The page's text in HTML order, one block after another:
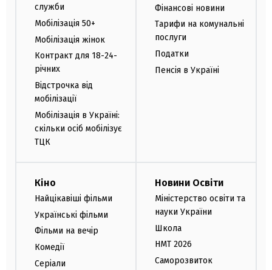
служби
Мобілізація 50+
Мобілізація жінок
Контракт для 18-24-
річних
Відстрочка від
мобілізації
Мобілізація в Україні:
скільки осіб мобілізує
ТЦК
Фінансові новини
Тарифи на комунальні
послуги
Податки
Пенсія в Україні
Кіно
Найцікавіші фільми
Українські фільми
Фільми на вечір
Комедії
Серіали
Новини Освіти
Міністерство освіти та
науки України
Школа
НМТ 2026
Саморозвиток